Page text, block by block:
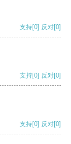
支持[0] 反对[0]
支持[0] 反对[0]
支持[0] 反对[0]